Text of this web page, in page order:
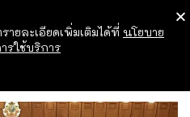
ยละเอียดเพิ่มเติมได้ที่ นโยบาย
รใช้บริการ